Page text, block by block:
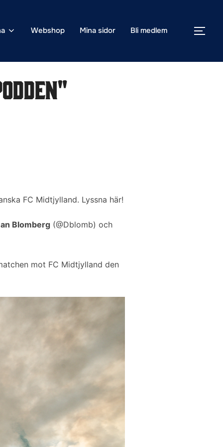
Webshop Mina sidor Bli medlem SLÅ
FC Midtjylland. Lyssna här!
Blomberg (@Dblomb) och
mot FC Midtjylland den